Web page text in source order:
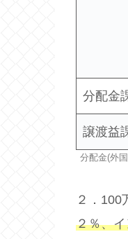
分配金
譲渡益
分配金(外
２．100
２％、